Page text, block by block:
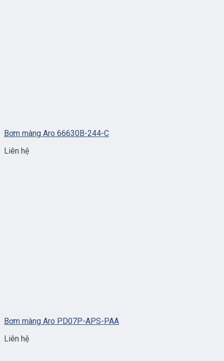
Bơm màng Aro 66630B-244-C
Liên hệ
Bơm màng Aro PD07P-APS-PAA
Liên hệ